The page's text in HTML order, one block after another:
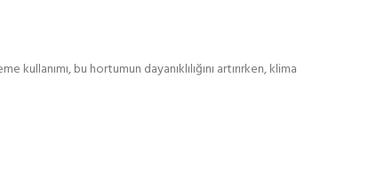
bu hortumun dayanıklılığını artırırken, klima